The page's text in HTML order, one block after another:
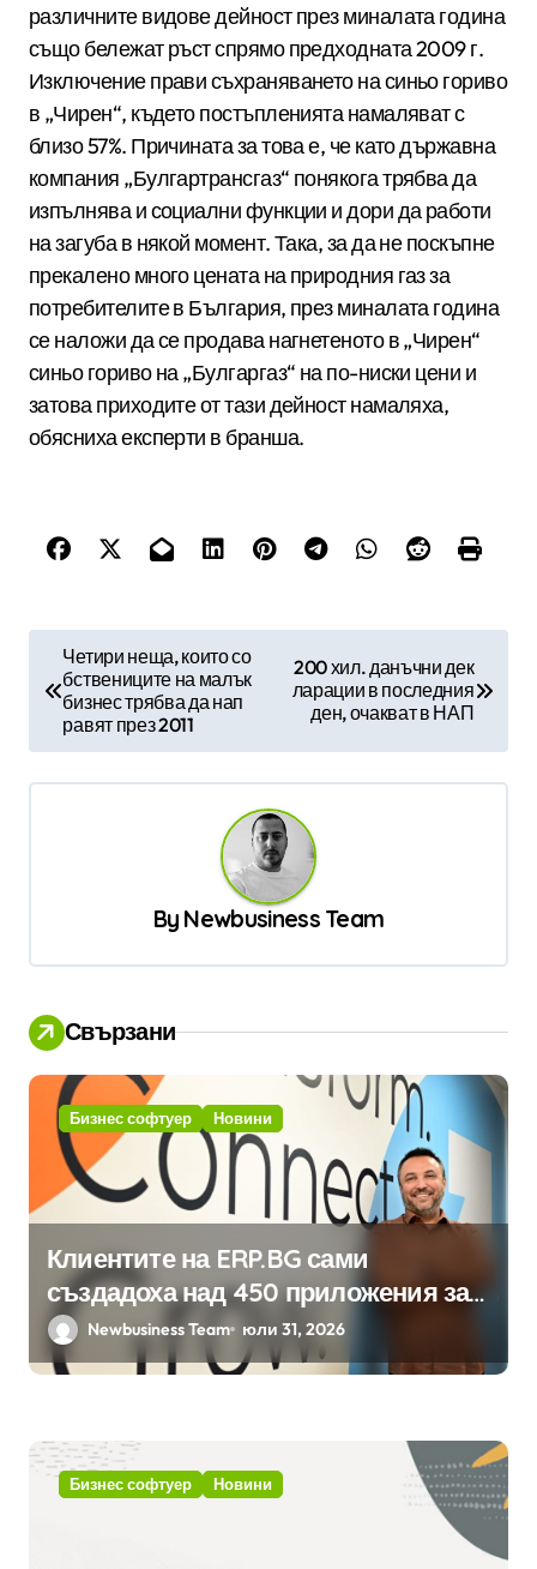
различните видове дейност през миналата година
също бележат ръст спрямо предходната 2009 г.
Изключение прави съхраняването на синьо гориво
в „Чирен“, където постъпленията намаляват с
близо 57%. Причината за това е, че като държавна
компания „Булгартрансгаз“ понякога трябва да
изпълнява и социални функции и дори да работи
на загуба в някой момент. Така, за да не поскъпне
прекалено много цената на природния газ за
потребителите в България, през миналата година
се наложи да се продава нагнетеното в „Чирен“
синьо гориво на „Булгаргаз“ на по-ниски цени и
затова приходите от тази дейност намаляха,
обясниха експерти в бранша.
я
Четири неща, които со
бствениците на малък
бизнес трябва да нап
равят през 2011
200 хил. данъчни дек
ларации в последния
ден, очакват в НАП
By Newbusiness Team
Свързани
Бизнес софтуер Новини
Клиентите на ERP.BG сами
създадоха над 450 приложения за
ERP системата с помощта на
вградения в нея изкуствен
Newbusiness Team юли 31, 2026
Бизнес софтуер Новини